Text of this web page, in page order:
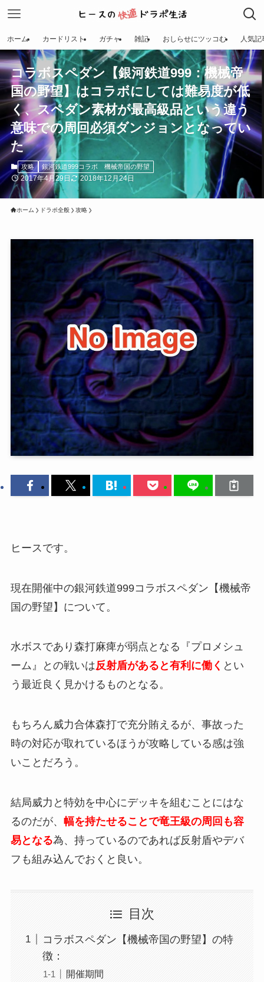
ホーム カードリスト ガチャ 雑記 おしらせにツッコむ 人気記
コラボスペダン【銀河鉄道999：機械帝
国の野望】はコラボにしては難易度が低
く、スペダン素材が最高級品という違う
意味での周回必須ダンジョンとなってい
た
攻略 銀河鉄道999コラボ 機械帝国の野望
2017年4月29日 2018年12月24日
ホーム ドラポ全般 攻略
ヒースです。
現在開催中の銀河鉄道999コラボスペダン【機械帝
国の野望】について。
水ボスであり森打麻痺が弱点となる『プロメシュ
ーム』との戦いは反射盾があると有利に働く とい
う最近良く見かけるものとなる。
もちろん威力合体森打で充分賄えるが、事故った
時の対応が取れているほうが攻略している感は強
いことだろう。
結局威力と特効を中心にデッキを組むことにはな
るのだが、 幅を持たせることで竜王級の周回も容
易となる為、持っているのであれば反射盾やデバ
フも組み込んでおくと良い。
目次
コラボスペダン【機械帝国の野望】の特
徴：
開催期間